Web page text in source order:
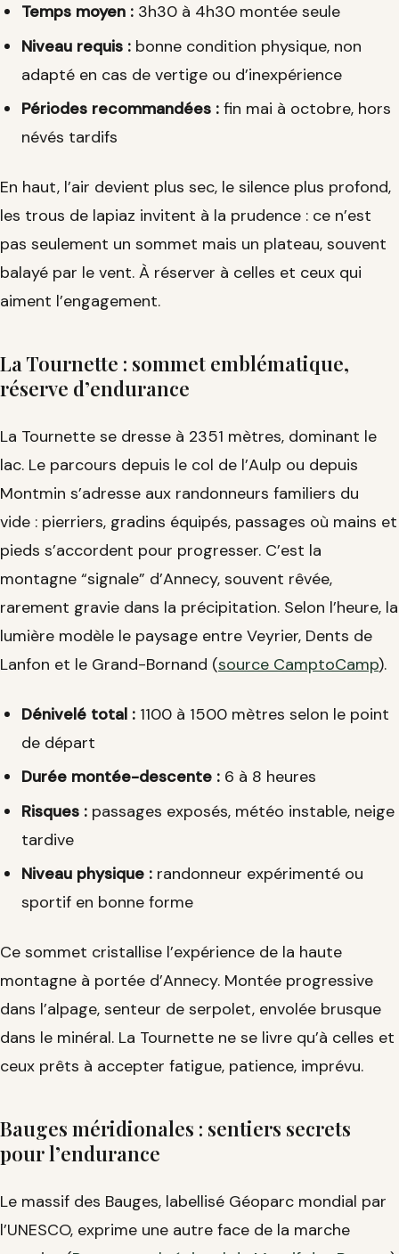
Temps moyen : 3h30 à 4h30 montée seule
Niveau requis : bonne condition physique, non
adapté en cas de vertige ou d’inexpérience
Périodes recommandées : fin mai à octobre, hors
névés tardifs
En haut, l’air devient plus sec, le silence plus profond,
les trous de lapiaz invitent à la prudence : ce n’est
pas seulement un sommet mais un plateau, souvent
balayé par le vent. À réserver à celles et ceux qui
aiment l’engagement.
La Tournette : sommet emblématique,
réserve d’endurance
La Tournette se dresse à 2351 mètres, dominant le
lac. Le parcours depuis le col de l’Aulp ou depuis
Montmin s’adresse aux randonneurs familiers du
vide : pierriers, gradins équipés, passages où mains et
pieds s’accordent pour progresser. C’est la
montagne “signale” d’Annecy, souvent rêvée,
rarement gravie dans la précipitation. Selon l’heure, la
lumière modèle le paysage entre Veyrier, Dents de
Lanfon et le Grand-Bornand (source CamptoCamp).
Dénivelé total : 1100 à 1500 mètres selon le point
de départ
Durée montée-descente : 6 à 8 heures
Risques : passages exposés, météo instable, neige
tardive
Niveau physique : randonneur expérimenté ou
sportif en bonne forme
Ce sommet cristallise l’expérience de la haute
montagne à portée d’Annecy. Montée progressive
dans l’alpage, senteur de serpolet, envolée brusque
dans le minéral. La Tournette ne se livre qu’à celles et
ceux prêts à accepter fatigue, patience, imprévu.
Bauges méridionales : sentiers secrets
pour l’endurance
Le massif des Bauges, labellisé Géoparc mondial par
l’UNESCO, exprime une autre face de la marche